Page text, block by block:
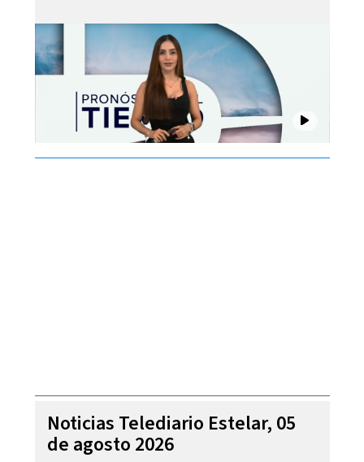
Noticias Telediario Estelar, 05
de agosto 2026